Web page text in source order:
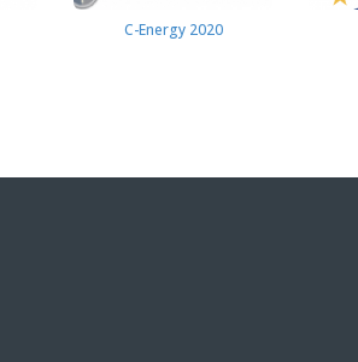
C-Energy 2020